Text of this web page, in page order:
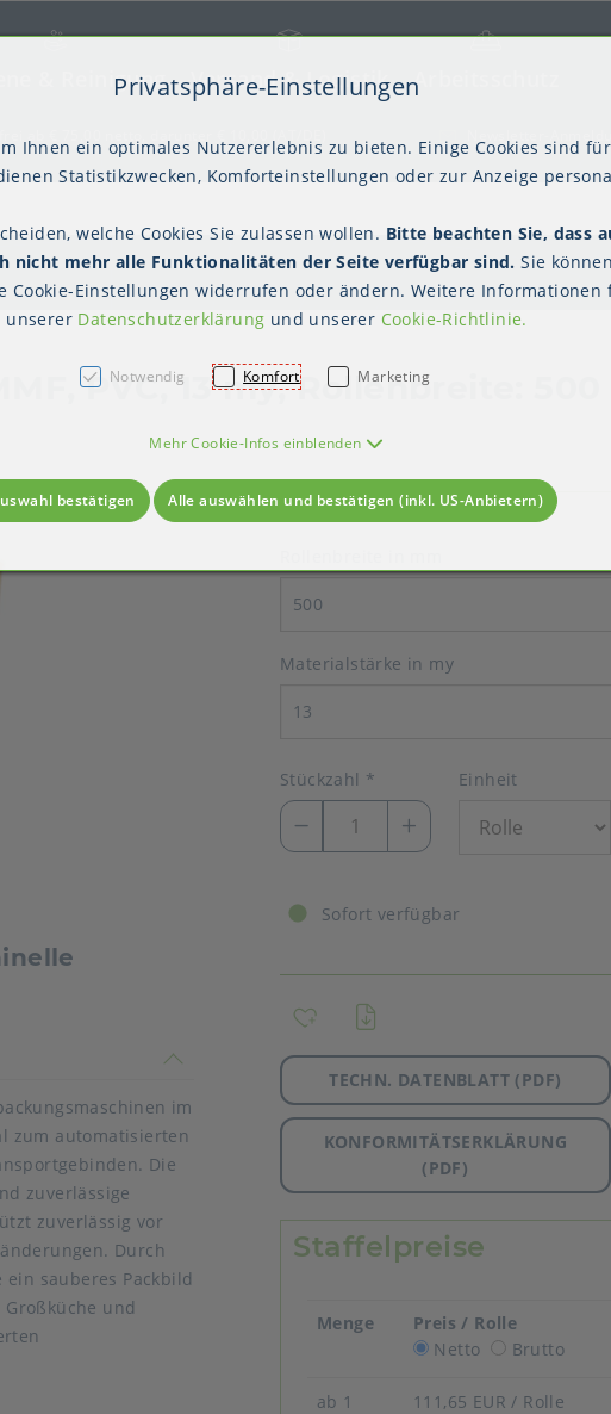
Tisch Gastroverpackungen Küchenbedarf Hygiene &
& Reinigung
(PSA) Hygienepapiere Waschraumhygiene
Versand & Logistik
Palettensicherung Polstern & Kennzeichnen
Arbeitsschutz
Einweghauben Mundschutz Schutzkleidung
PVC, 13 my, Rollenbreite:
nicht überein
im
zum automatisierten
Die
zuverlässige
zuverlässig vor
Durch
sauberes Packbild
und
500
Materialstärke in my
13
Stückzahl * Einheit
Sofort verfügbar
TECHN. DATENBLATT (PDF)
KONFORMITÄTSERKLÄRUNG
(PDF)
Staffelpreise
Menge
Preis / Rolle
Netto
Brutto
ab 1 111,65 EUR / Rolle
Privatsphäre-Einstellungen
Ihnen ein optimales Nutzererlebnis zu bieten. Einige Cookies sind
Statistikzwecken, Komforteinstellungen oder zur Anzeige
welche Cookies Sie zulassen wollen. Bitte beachten Sie, dass
nicht mehr alle Funktionalitäten der Seite verfügbar sind. Sie
Cookie-Einstellungen widerrufen oder ändern. Weitere Informationen
unserer Datenschutzerklärung und unserer Cookie-Richtlinie.
Notwendig Komfort Marketing
Mehr Cookie-Infos einblenden
bestätigen Alle auswählen und bestätigen (inkl. US-Anbietern)